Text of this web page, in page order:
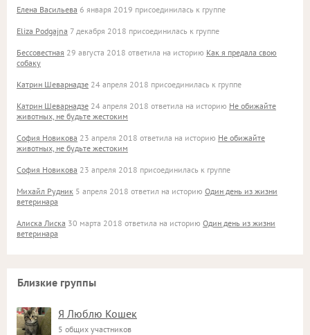
Елена Васильева 6 января 2019 присоединилась к группе
Eliza Podgajna 7 декабря 2018 присоединилась к группе
Бессовестная 29 августа 2018 ответила на историю Как я предала свою
собаку
Катрин Шеварнадзе 24 апреля 2018 присоединилась к группе
Катрин Шеварнадзе 24 апреля 2018 ответила на историю Не обижайте
животных, не будьте жестоким
София Новикова 23 апреля 2018 ответила на историю Не обижайте
животных, не будьте жестоким
София Новикова 23 апреля 2018 присоединилась к группе
Михайл Рудник 5 апреля 2018 ответил на историю Один день из жизни
ветеринара
Алиска Лиска 30 марта 2018 ответила на историю Один день из жизни
ветеринара
Близкие группы
Я Люблю Кошек
5 общих участников